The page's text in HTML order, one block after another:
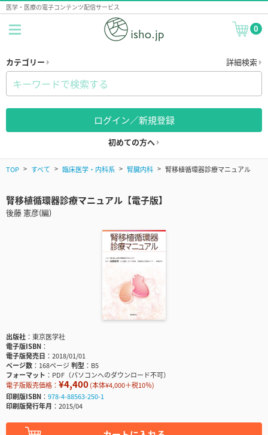
医学・医療の電子コンテンツ配信サービス
0
カテゴリー 詳細検索
ログイン／新規登録
初めての方へ
TOP すべて 臨床医学・内科系 腎臓内科 腎移植循環器診療マニュアル
腎移植循環器診療マニュアル【電子版】
後藤 憲彦(編)
出版社
東京医学社
電子版ISBN
電子版発売日
2018/01/01
ページ数
168ページ判型
B5
フォーマット
PDF（パソコンへのダウンロード不可）
電子版販売価格： ¥4,400(本体¥4,000＋税10％)
印刷版ISBN
978-4-88563-250-1
印刷版発行年月
2015/04